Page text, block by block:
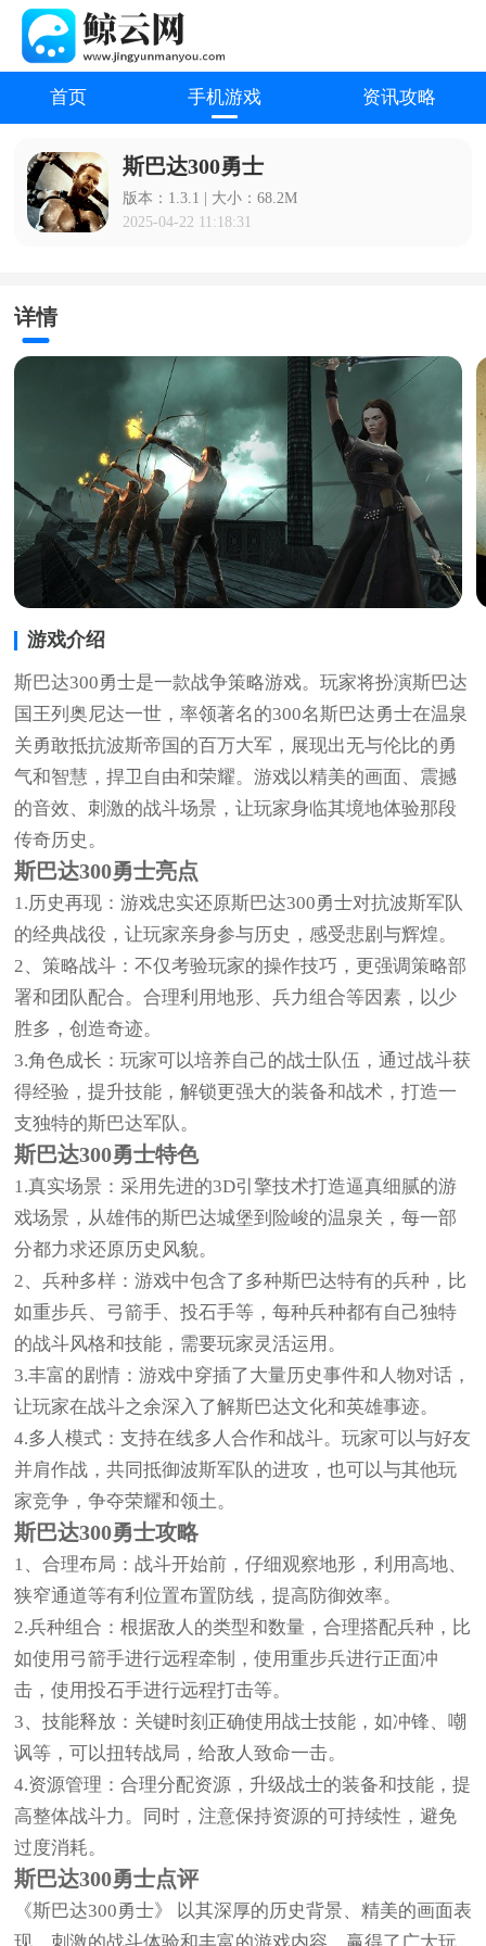
首页 手机游戏 资讯攻略
斯巴达300勇士
版本：1.3.1 | 大小：68.2M
2025-04-22 11:18:31
详情
游戏介绍
斯巴达300勇士是一款战争策略游戏。玩家将扮演斯巴达
国王列奥尼达一世，率领著名的300名斯巴达勇士在温泉
关勇敢抵抗波斯帝国的百万大军，展现出无与伦比的勇
气和智慧，捍卫自由和荣耀。游戏以精美的画面、震撼
的音效、刺激的战斗场景，让玩家身临其境地体验那段
传奇历史。
斯巴达300勇士亮点
1.历史再现：游戏忠实还原斯巴达300勇士对抗波斯军队
的经典战役，让玩家亲身参与历史，感受悲剧与辉煌。
2、策略战斗：不仅考验玩家的操作技巧，更强调策略部
署和团队配合。合理利用地形、兵力组合等因素，以少
胜多，创造奇迹。
3.角色成长：玩家可以培养自己的战士队伍，通过战斗获
得经验，提升技能，解锁更强大的装备和战术，打造一
支独特的斯巴达军队。
斯巴达300勇士特色
1.真实场景：采用先进的3D引擎技术打造逼真细腻的游
戏场景，从雄伟的斯巴达城堡到险峻的温泉关，每一部
分都力求还原历史风貌。
2、兵种多样：游戏中包含了多种斯巴达特有的兵种，比
如重步兵、弓箭手、投石手等，每种兵种都有自己独特
的战斗风格和技能，需要玩家灵活运用。
3.丰富的剧情：游戏中穿插了大量历史事件和人物对话，
让玩家在战斗之余深入了解斯巴达文化和英雄事迹。
4.多人模式：支持在线多人合作和战斗。玩家可以与好友
并肩作战，共同抵御波斯军队的进攻，也可以与其他玩
家竞争，争夺荣耀和领土。
斯巴达300勇士攻略
1、合理布局：战斗开始前，仔细观察地形，利用高地、
狭窄通道等有利位置布置防线，提高防御效率。
2.兵种组合：根据敌人的类型和数量，合理搭配兵种，比
如使用弓箭手进行远程牵制，使用重步兵进行正面冲
击，使用投石手进行远程打击等。
3、技能释放：关键时刻正确使用战士技能，如冲锋、嘲
讽等，可以扭转战局，给敌人致命一击。
4.资源管理：合理分配资源，升级战士的装备和技能，提
高整体战斗力。同时，注意保持资源的可持续性，避免
过度消耗。
斯巴达300勇士点评
《斯巴达300勇士》 以其深厚的历史背景、精美的画面表